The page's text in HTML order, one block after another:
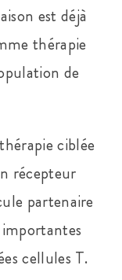
est déjà
thérapie
de
ciblée
récepteur
partenaire
cellules T.